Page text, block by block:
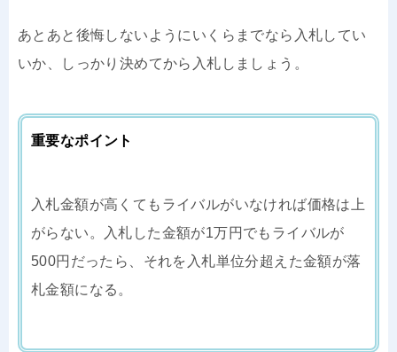
あとあと後悔しないようにいくらまでなら入札してい
いか、しっかり決めてから入札しましょう。
重要なポイント
入札金額が高くてもライバルがいなければ価格は上
がらない。入札した金額が1万円でもライバルが
500円だったら、それを入札単位分超えた金額が落
札金額になる。